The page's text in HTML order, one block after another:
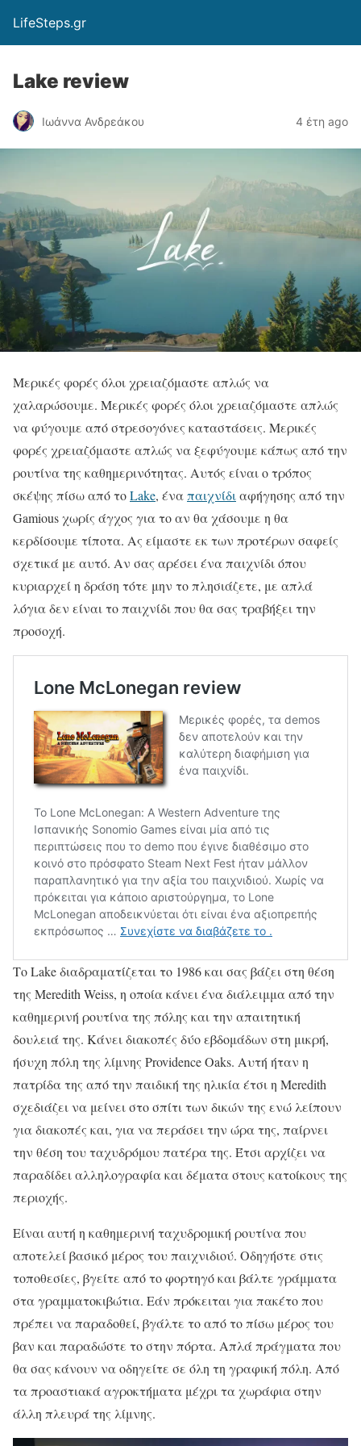
LifeSteps.gr
Lake review
Ιωάννα Ανδρεάκου 4 έτη ago
Μερικές φορές όλοι χρειαζόμαστε απλώς να
χαλαρώσουμε. Μερικές φορές όλοι χρειαζόμαστε απλώς
να φύγουμε από στρεσογόνες καταστάσεις. Μερικές
φορές χρειαζόμαστε απλώς να ξεφύγουμε κάπως από την
ρουτίνα της καθημερινότητας. Αυτός είναι ο τρόπος
σκέψης πίσω από τοLake, έναπαιχνίδιαφήγησης από την
Gamious χωρίς άγχος για το αν θα χάσουμε η θα
κερδίσουμε τίποτα. Ας είμαστε εκ των προτέρων σαφείς
σχετικά με αυτό. Αν σας αρέσει ένα παιχνίδι όπου
κυριαρχεί η δράση τότε μην το πλησιάζετε, με απλά
λόγια δεν είναι το παιχνίδι που θα σας τραβήξει την
προσοχή.
Το Lake διαδραματίζεται το 1986 και σας βάζει στη θέση
της Meredith Weiss, η οποία κάνει ένα διάλειμμα από την
καθημερινή ρουτίνα της πόλης και την απαιτητική
δουλειά της. Κάνει διακοπές δύο εβδομάδων στη μικρή,
ήσυχη πόλη της λίμνης Providence Oaks. Αυτή ήταν η
πατρίδα της από την παιδική της ηλικία έτσι η Meredith
σχεδιάζει να μείνει στο σπίτι των δικών της ενώ λείπουν
για διακοπές και, για να περάσει την ώρα της, παίρνει
την θέση του ταχυδρόμου πατέρα της. Έτσι αρχίζει να
παραδίδει αλληλογραφία και δέματα στους κατοίκους της
περιοχής.
Είναι αυτή η καθημερινή ταχυδρομική ρουτίνα που
αποτελεί βασικό μέρος του παιχνιδιού. Οδηγήστε στις
τοποθεσίες, βγείτε από το φορτηγό και βάλτε γράμματα
στα γραμματοκιβώτια. Εάν πρόκειται για πακέτο που
πρέπει να παραδοθεί, βγάλτε το από το πίσω μέρος του
βαν και παραδώστε το στην πόρτα. Απλά πράγματα που
θα σας κάνουν να οδηγείτε σε όλη τη γραφική πόλη. Από
τα προαστιακά αγροκτήματα μέχρι τα χωράφια στην
άλλη πλευρά της λίμνης.